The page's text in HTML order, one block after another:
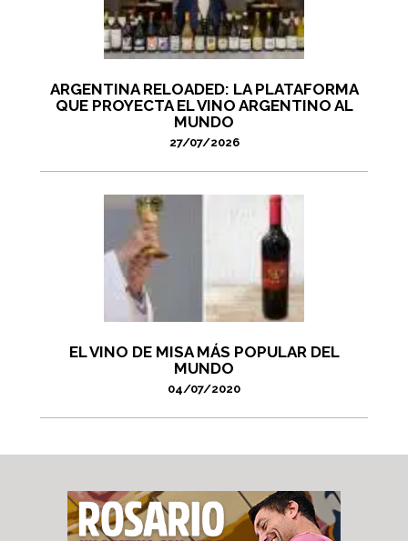
ARGENTINA RELOADED: LA PLATAFORMA
QUE PROYECTA EL VINO ARGENTINO AL
MUNDO
27/07/2026
EL VINO DE MISA MÁS POPULAR DEL
MUNDO
04/07/2020